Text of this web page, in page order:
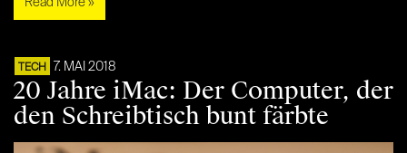
TECH 7. MAI 2018
20 Jahre iMac: Der Computer, der
den Schreibtisch bunt färbte